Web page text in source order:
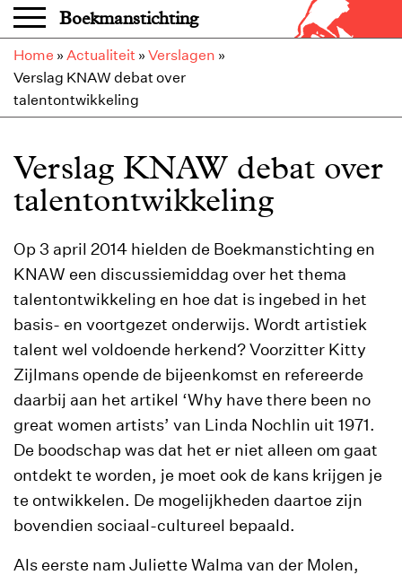
Overslaan en naar de inhoud gaan
Boekmanstichting
Home » Actualiteit » Verslagen »
Verslag KNAW debat over
talentontwikkeling
Verslag KNAW debat over
talentontwikkeling
Op 3 april 2014 hielden de Boekmanstichting en
KNAW een discussiemiddag over het thema
talentontwikkeling en hoe dat is ingebed in het
basis- en voortgezet onderwijs. Wordt artistiek
talent wel voldoende herkend? Voorzitter Kitty
Zijlmans opende de bijeenkomst en refereerde
daarbij aan het artikel ‘Why have there been no
great women artists’ van Linda Nochlin uit 1971.
De boodschap was dat het er niet alleen om gaat
ontdekt te worden, je moet ook de kans krijgen je
te ontwikkelen. De mogelijkheden daartoe zijn
bovendien sociaal-cultureel bepaald.
Als eerste nam Juliette Walma van der Molen,